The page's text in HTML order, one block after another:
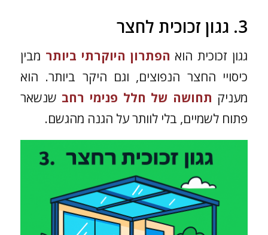
3. גגון זכוכית לחצר
גגון זכוכית הוא הפתרון היוקרתי ביותר מבין
כיסויי החצר הנפוצים, וגם היקר ביותר. הוא
מעניק תחושה של חלל פנימי רחב שנשאר
פתוח לשמיים, בלי לוותר על הגנה מהגשם.